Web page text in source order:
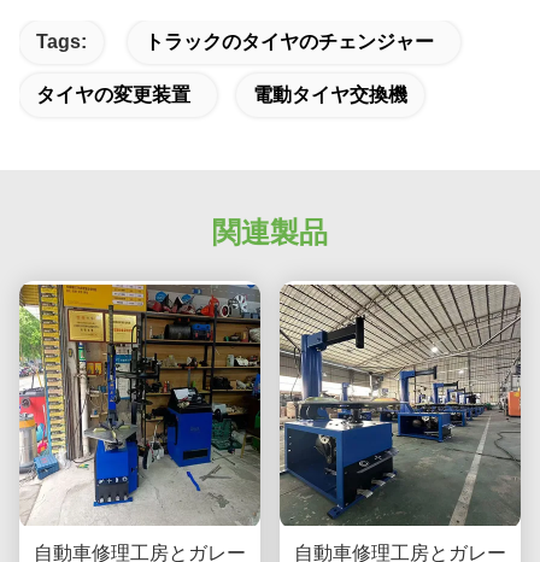
Tags: トラックのタイヤのチェンジャー
タイヤの変更装置 電動タイヤ交換機
関連製品
自動車修理工房とガレー
自動車修理工房とガレー